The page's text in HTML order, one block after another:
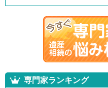
専門家ランキング